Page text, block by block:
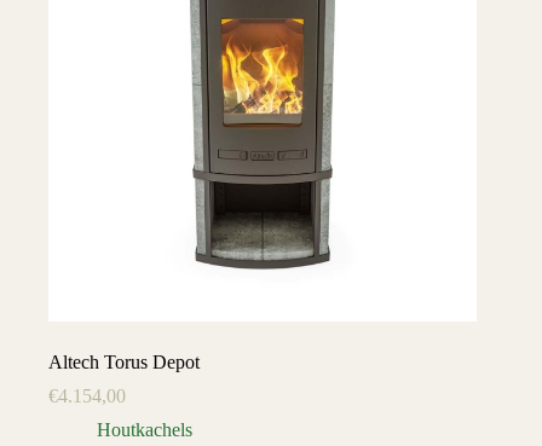
Altech Torus Depot
€4.154,00
Houtkachels